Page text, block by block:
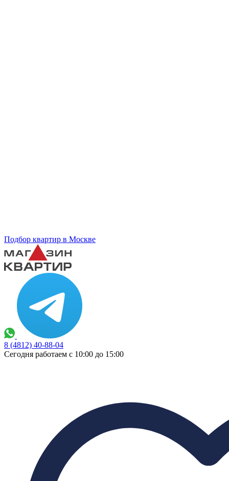
Подбор квартир в Москве
8 (4812) 40-88-04
Сегодня работаем с 10:00 до 15:00